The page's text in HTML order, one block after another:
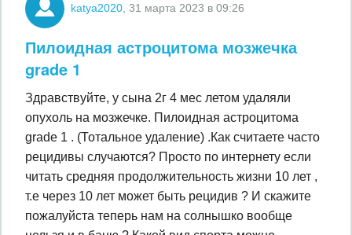
katya2020 , 31 марта 2023 в 09:26
Пилоидная астроцитома мозжечка
grade 1
Здравствуйте, у сына 2г 4 мес летом удаляли
опухоль на мозжечке. Пилоидная астроцитома
grade 1 . (Тотальное удаление) .Как считаете часто
рецидивы случаются? Просто по интернету если
читать средняя продолжительность жизни 10 лет ,
т.е через 10 лет может быть рецидив ? И скажите
пожалуйста теперь нам на солнышко вообще